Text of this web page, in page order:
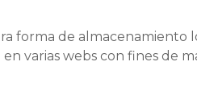
forma de almacenamiento
varias webs con fines de